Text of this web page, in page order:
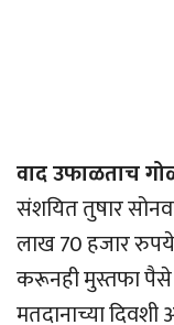
वाद उफाळताच
संशयित तुषार
लाख 70 हजार
करूनही मुस्तफा पैसे
मतदानाच्या